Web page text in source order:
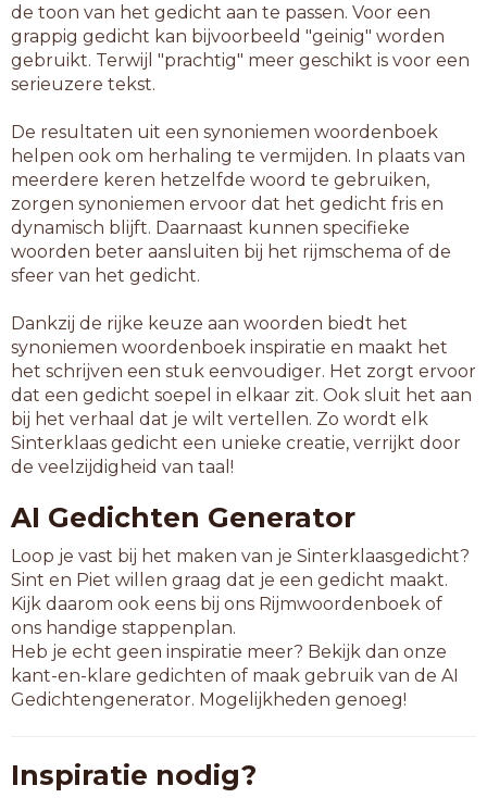
de toon van het gedicht aan te passen. Voor een
grappig gedicht kan bijvoorbeeld "geinig" worden
gebruikt. Terwijl "prachtig" meer geschikt is voor een
serieuzere tekst.
De resultaten uit een synoniemen woordenboek
helpen ook om herhaling te vermijden. In plaats van
meerdere keren hetzelfde woord te gebruiken,
zorgen synoniemen ervoor dat het gedicht fris en
dynamisch blijft. Daarnaast kunnen specifieke
woorden beter aansluiten bij het rijmschema of de
sfeer van het gedicht.
Dankzij de rijke keuze aan woorden biedt het
synoniemen woordenboek inspiratie en maakt het
het schrijven een stuk eenvoudiger. Het zorgt ervoor
dat een gedicht soepel in elkaar zit. Ook sluit het aan
bij het verhaal dat je wilt vertellen. Zo wordt elk
Sinterklaas gedicht een unieke creatie, verrijkt door
de veelzijdigheid van taal!
AI Gedichten Generator
Loop je vast bij het maken van je Sinterklaasgedicht?
Sint en Piet willen graag dat je een gedicht maakt.
Kijk daarom ook eens bij ons Rijmwoordenboek of
ons handige stappenplan.
Heb je echt geen inspiratie meer? Bekijk dan onze
kant-en-klare gedichten of maak gebruik van de AI
Gedichtengenerator. Mogelijkheden genoeg!
Inspiratie nodig?